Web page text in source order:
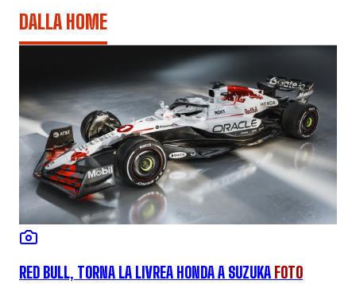
DALLA HOME
RED BULL, TORNA LA LIVREA HONDA A SUZUKA FOTO